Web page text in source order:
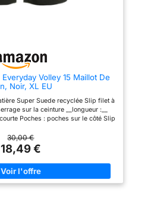
Volley 15 Maillot De
Noir, XL EU
Super Suede recyclée Slip filet à
sur la ceinture __longueur :__
Poches : poches sur le côté Slip
30,00 €
18,49 €